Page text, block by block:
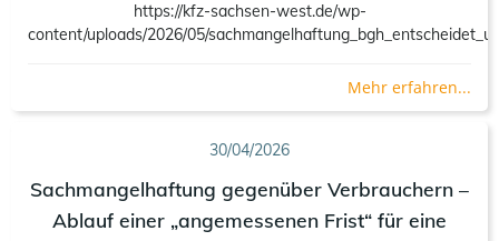
https://kfz-sachsen-west.de/wp-
content/uploads/2026/05/
Mehr erfahren...
30/04/2026
Sachmangelhaftung gegenüber Verbrauchern –
Ablauf einer „angemessenen Frist“ für eine